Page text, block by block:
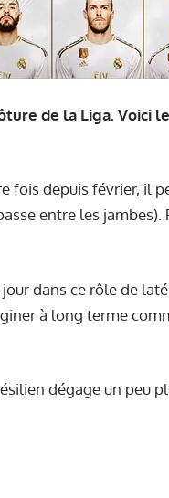
de la Liga. Voici
fois depuis février, il
entre les jambes).
dans ce rôle de
à long terme
dégage un peu